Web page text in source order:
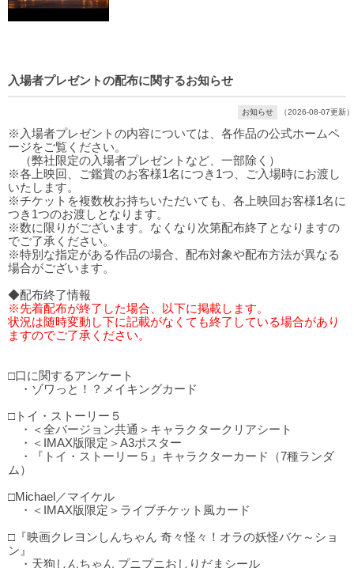
入場者プレゼントの配布に関するお知らせ
お知らせ （2026-08-07更新）
※入場者プレゼントの内容については、各作品の公式ホームペ
ージをご覧ください。
（弊社限定の入場者プレゼントなど、一部除く）
※各上映回、ご鑑賞のお客様1名につき1つ、ご入場時にお渡し
いたします。
※チケットを複数枚お持ちいただいても、各上映回お客様1名に
つき1つのお渡しとなります。
※数に限りがございます。なくなり次第配布終了となりますの
でご了承ください。
※特別な指定がある作品の場合、配布対象や配布方法が異なる
場合がございます。
◆配布終了情報
※先着配布が終了した場合、以下に掲載します。
状況は随時変動し下に記載がなくても終了している場合があり
ますのでご了承ください。
□口に関するアンケート
・ゾワっと！？メイキングカード
□トイ・ストーリー５
・＜全バージョン共通＞キャラクタークリアシート
・＜IMAX版限定＞A3ポスター
・『トイ・ストーリー５』キャラクターカード（7種ランダ
ム）
□Michael／マイケル
・＜IMAX版限定＞ライブチケット風カード
□『映画クレヨンしんちゃん 奇々怪々！オラの妖怪バケ～ショ
ン』
・天狗しんちゃん プニプニおしりだまシール